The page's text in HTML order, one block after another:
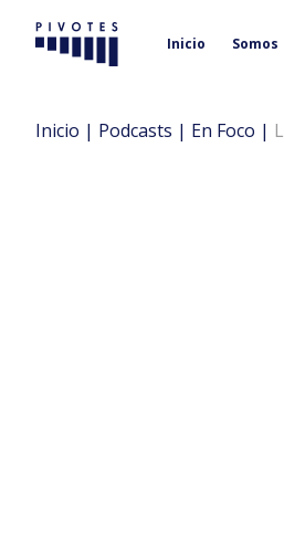
Pivotes Inicio Somos
Inicio | Podcasts | En Foco |